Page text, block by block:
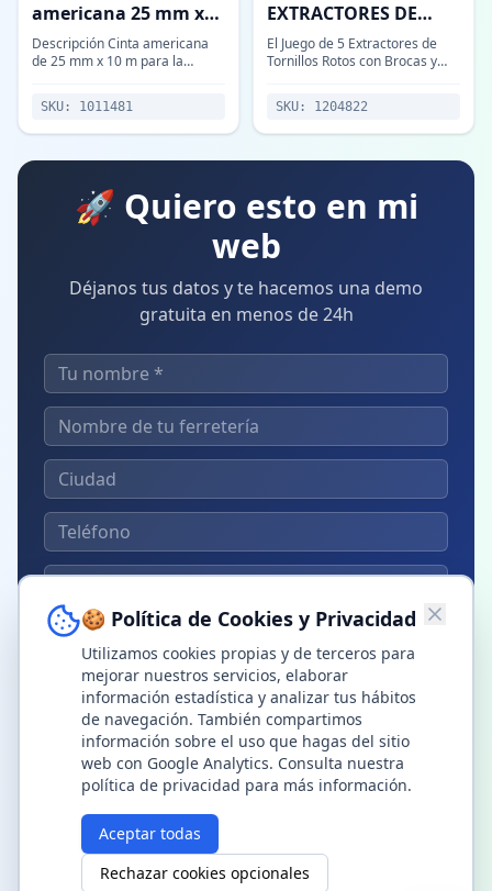
🍪 Política de Cookies y Privacidad
Utilizamos cookies propias y de terceros para
mejorar nuestros servicios, elaborar
información estadística y analizar tus hábitos
de navegación. También compartimos
información sobre el uso que hagas del sitio
web con Google Analytics. Consulta nuestra
política de privacidad para más información.
Aceptar todas
Rechazar cookies opcionales
americana 25 mm x
10 m
Descripción Cinta americana
de 25 mm x 10 m para la
resolver problemas de forma
temporal y po
SKU: 1011481
EXTRACTORES DE
TORNILLOS ROTOS
FORZA CON BROCAS Y
5010CD
El Juego de 5 Extractores de
Tornillos Rotos con Brocas y
diseñada para la extracción de
tornill
SKU: 1204822
🚀 Quiero esto en mi
web
Déjanos tus datos y te hacemos una demo
gratuita en menos de 24h
Solicitar Demo Gratuita →
Sin compromiso · Sin tarjeta de crédito